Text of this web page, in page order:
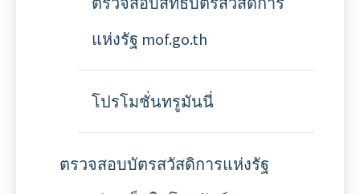
แห่งรัฐ mof.go.th
โปรโมชั่นทรูมันนี่
ตรวจสอบบัตรสวัสดิการแห่งรัฐ